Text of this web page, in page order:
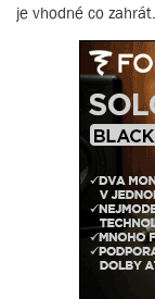
je vhodné co zahrát.